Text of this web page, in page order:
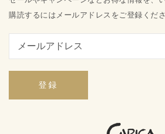
ご利用ガイド
購読するにはメールアドレスをご登録くださ
登録